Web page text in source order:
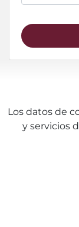
Los datos de
y servicios